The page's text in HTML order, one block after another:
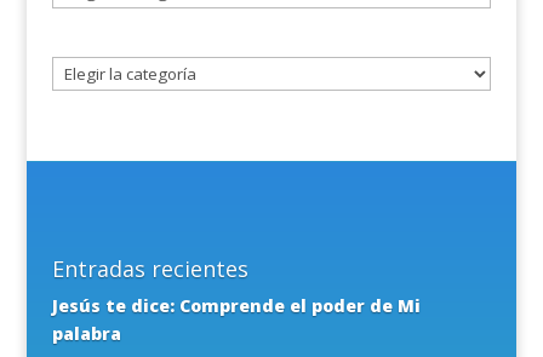
un
Entradas recientes
Jesús te dice: Comprende el poder de Mi
palabra